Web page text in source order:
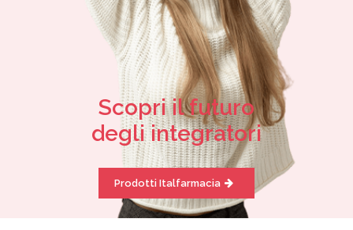
Scopri il futuro
degli integratori
Prodotti Italfarmacia